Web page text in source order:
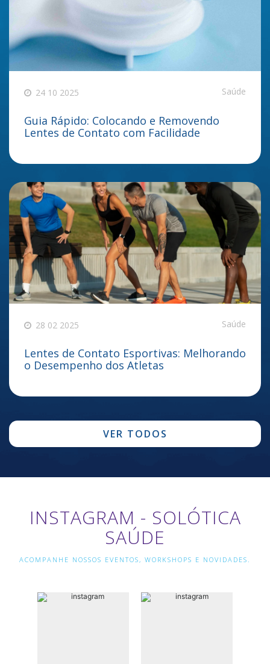
24 10 2025 Saúde
Guia Rápido: Colocando e Removendo
Lentes de Contato com Facilidade
28 02 2025 Saúde
Lentes de Contato Esportivas: Melhorando
o Desempenho dos Atletas
VER TODOS
INSTAGRAM - SOLÓTICA
SAÚDE
ACOMPANHE NOSSOS EVENTOS, WORKSHOPS E NOVIDADES.